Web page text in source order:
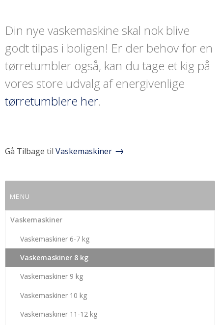
Din nye vaskemaskine skal nok blive
godt tilpas i boligen! Er der behov for en
tørretumbler også, kan du tage et kig på
vores store udvalg af energivenlige
tørretumblere her.
Gå Tilbage til Vaskemaskiner
MENU
Vaskemaskiner
Vaskemaskiner 6-7 kg
Vaskemaskiner 8 kg
Vaskemaskiner 9 kg
Vaskemaskiner 10 kg
Vaskemaskiner 11-12 kg